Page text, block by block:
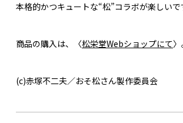
本格的かつキュートな“松”コラボが楽しいで
商品の購入は、〈松栄堂Webショップにて〉
(c)赤塚不二夫／おそ松さん製作委員会